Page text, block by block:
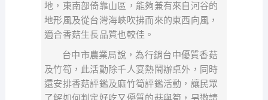
地，東南部倚靠山區，能夠兼有來自河谷的
地形風及從台灣海峽吹拂而來的東西向風，
適合香菇生長品質也較佳。
台中市農業局說，為行銷台中優質香菇
及竹筍，此活動除千人宴熱鬧辦桌外，同時
還安排香菇評鑑及麻竹筍評鑑活動，讓民眾